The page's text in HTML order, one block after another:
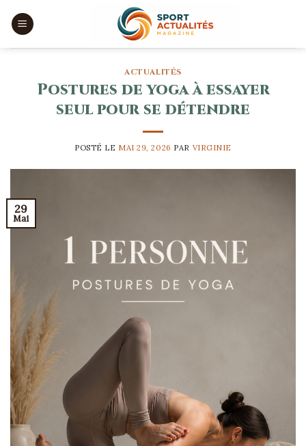
ACTUALITÉS
Postures de yoga à essayer
seul pour se détendre
POSTÉ LE MAI 29, 2026 PAR VIRGINIE
29
Mai